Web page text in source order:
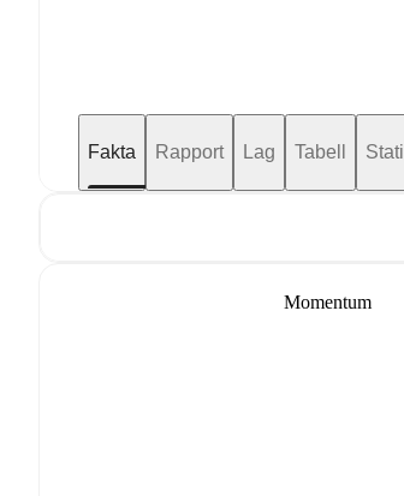
Fakta Rapport Lag Tabell
Momentum